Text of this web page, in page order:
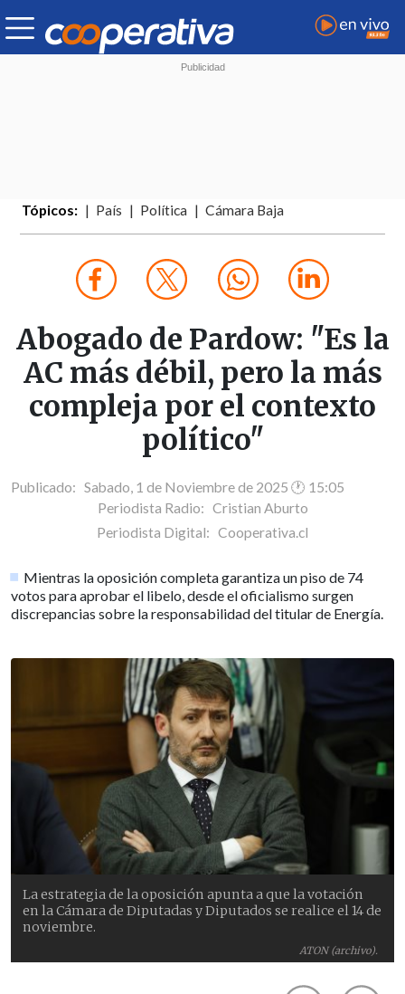
Tópicos: País Política Cámara Baja
Abogado de Pardow: "Es la
AC más débil, pero la más
compleja por el contexto
político"
Publicado: Sabado, 1 de Noviembre de 2025 🕐 15:05
Periodista Radio: Cristian Aburto
Periodista Digital: Cooperativa.cl
Mientras la oposición completa garantiza un piso de 74
votos para aprobar el libelo, desde el oficialismo surgen
discrepancias sobre la responsabilidad del titular de Energía.
ATON (archivo).
La estrategia de la oposición apunta a que la votación
en la Cámara de Diputadas y Diputados se realice el 14 de
noviembre.